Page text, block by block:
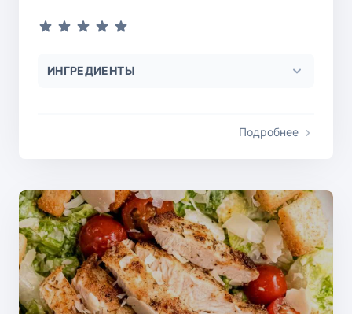
ИНГРЕДИЕНТЫ
Подробнее